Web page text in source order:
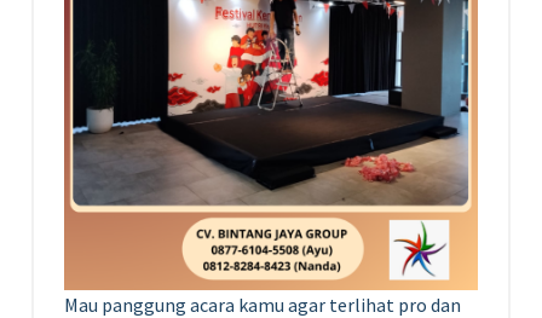
Mau panggung acara kamu agar terlihat pro dan